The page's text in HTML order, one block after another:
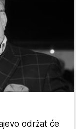
održat će